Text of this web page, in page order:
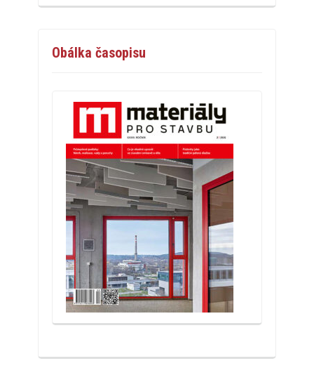
Obálka časopisu